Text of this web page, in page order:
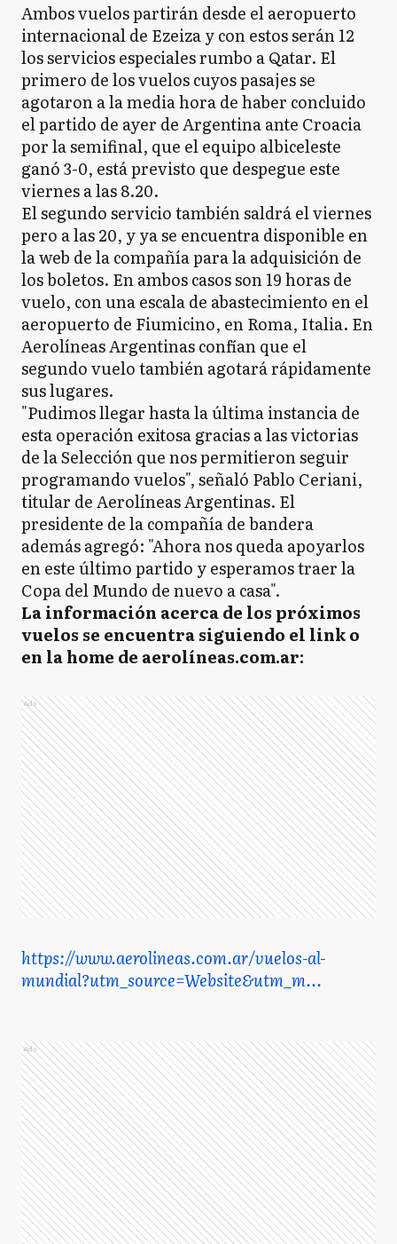
Ambos vuelos partirán desde el aeropuerto
internacional de Ezeiza y con estos serán 12
los servicios especiales rumbo a Qatar. El
primero de los vuelos cuyos pasajes se
agotaron a la media hora de haber concluido
el partido de ayer de Argentina ante Croacia
por la semifinal, que el equipo albiceleste
ganó 3-0, está previsto que despegue este
viernes a las 8.20.
El segundo servicio también saldrá el viernes
pero a las 20, y ya se encuentra disponible en
la web de la compañía para la adquisición de
los boletos. En ambos casos son 19 horas de
vuelo, con una escala de abastecimiento en el
aeropuerto de Fiumicino, en Roma, Italia. En
Aerolíneas Argentinas confían que el
segundo vuelo también agotará rápidamente
sus lugares.
"Pudimos llegar hasta la última instancia de
esta operación exitosa gracias a las victorias
de la Selección que nos permitieron seguir
programando vuelos", señaló Pablo Ceriani,
titular de Aerolíneas Argentinas. El
presidente de la compañía de bandera
además agregó: "Ahora nos queda apoyarlos
en este último partido y esperamos traer la
Copa del Mundo de nuevo a casa".
La información acerca de los próximos
vuelos se encuentra siguiendo el link o
en la home de aerolíneas.com.ar:
Ads
https://www.aerolineas.com.ar/vuelos-al-
mundial?utm_source=Website&utm_m...
Ads